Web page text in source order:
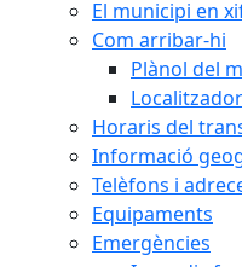
El municipi en
Com arribar-hi
Plànol del
Horaris del
Informació
Telèfons i
Equipaments
Emergències